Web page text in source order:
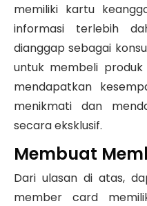
memiliki kartu
informasi terlebih
dianggap sebagai
untuk membeli
mendapatkan
menikmati dan
secara eksklusif.
Membuat
Dari ulasan di atas,
member card